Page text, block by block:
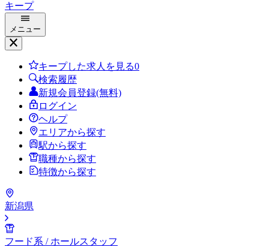
キープ
メニュー
キープした求人を見る0
検索履歴
新規会員登録(無料)
ログイン
ヘルプ
エリアから探す
駅から探す
職種から探す
特徴から探す
新潟県
フード系 / ホールスタッフ